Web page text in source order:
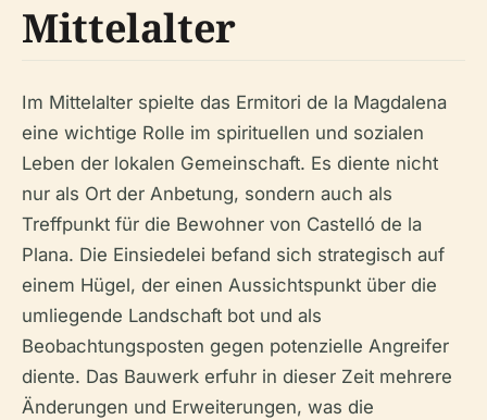
Mittelalter
Im Mittelalter spielte das Ermitori de la Magdalena
eine wichtige Rolle im spirituellen und sozialen
Leben der lokalen Gemeinschaft. Es diente nicht
nur als Ort der Anbetung, sondern auch als
Treffpunkt für die Bewohner von Castelló de la
Plana. Die Einsiedelei befand sich strategisch auf
einem Hügel, der einen Aussichtspunkt über die
umliegende Landschaft bot und als
Beobachtungsposten gegen potenzielle Angreifer
diente. Das Bauwerk erfuhr in dieser Zeit mehrere
Änderungen und Erweiterungen, was die